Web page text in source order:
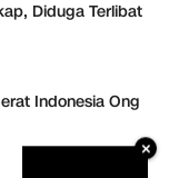
Diduga Terlibat
Indonesia Ong
×